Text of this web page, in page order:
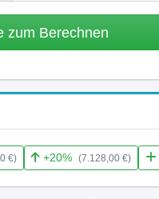
zum Berechnen
€) +20% (7.128,00 €)